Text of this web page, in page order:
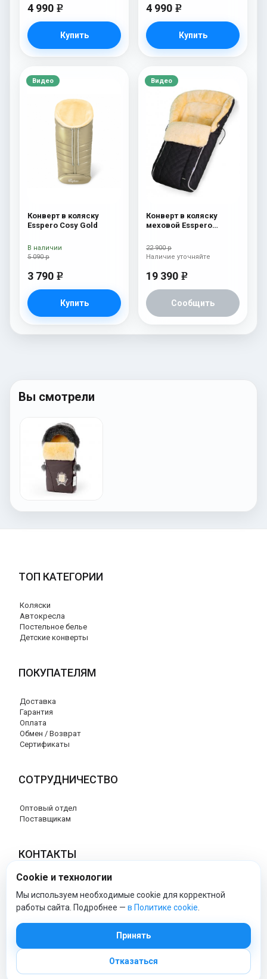
4 990 e
Купить
4 990 e
Купить
Видео
Конверт в коляску
Esspero Cosy Gold
5 090 р
3 790 e
Купить
В наличии
Видео
Конверт в коляску
меховой Esspero
(натуральная овчина)
Diamond
22 900 р
19 390 e
Сообщить
Наличие уточняйте
Вы смотрели
ТОП КАТЕГОРИИ
Коляски
Автокресла
Постельное белье
Детские конверты
ПОКУПАТЕЛЯМ
Доставка
Гарантия
Оплата
Обмен / Возврат
Сертификаты
СОТРУДНИЧЕСТВО
Оптовый отдел
Поставщикам
КОНТАКТЫ
8 (800) 707-76-34
info@esspero-market.ru
© 2026 Esspero-market.ru
Политика обработки персональных данных
| Политика cookie
Cookie и технологии
Мы используем необходимые cookie для корректной
работы сайта. Подробнее — в Политике cookie
Принять
Отказаться